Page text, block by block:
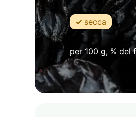
secca
per 100 g, % del